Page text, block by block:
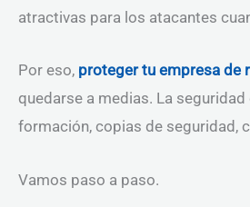
atractivas para los atacantes
Por eso, proteger tu empresa de
quedarse a medias. La
formación, copias de seguridad,
Vamos paso a paso.